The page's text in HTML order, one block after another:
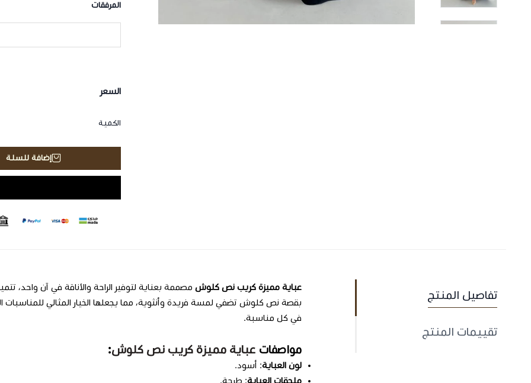
المرفقات
السعر
الكمية
إضافة للسلة
تفاصيل المنتج
تقييمات المنتج
عباية مميزة كريب نص كلوش مصممة بعناية لتوفير الراحة والأناقة في آن واحد،
بقصة نص كلوش تضفي لمسة فريدة وأنثوية، مما يجعلها الخيار المثالي للمناسبات
في كل مناسبة.
مواصفات عباية مميزة كريب نص كلوش:
لون العباية: أسود.
ملحقات العباية: طرحة.